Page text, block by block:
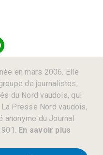
en mars 2006. Elle
de journalistes,
du Nord vaudois, qui
Presse Nord vaudois,
anonyme du Journal
En savoir plus